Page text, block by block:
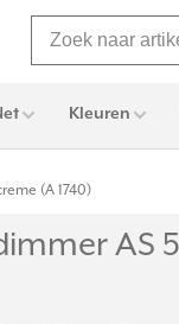
Kleuren
(A 1740)
AS